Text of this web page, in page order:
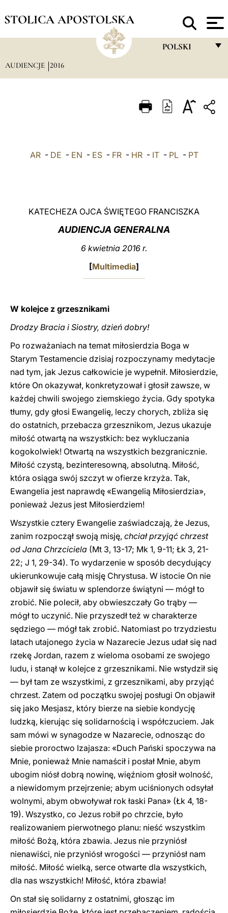
STOLICA APOSTOLSKA
POLSKI
ITALIANO
中文
AUDIENCJE 2016
AR- DE - EN - ES- FR- HR- IT- PL- PT
KATECHEZA OJCA ŚWIĘTEGO FRANCISZKA
AUDIENCJA GENERALNA
6 kwietnia 2016 r.
[Multimedia]
W kolejce z grzesznikami
Drodzy Bracia i Siostry, dzień dobry!
Po rozważaniach na temat miłosierdzia Boga w
Starym Testamencie dzisiaj rozpoczynamy medytacje
nad tym, jak Jezus całkowicie je wypełnił. Miłosierdzie,
które On okazywał, konkretyzował i głosił zawsze, w
każdej chwili swojego ziemskiego życia. Gdy spotyka
tłumy, gdy głosi Ewangelię, leczy chorych, zbliża się
do ostatnich, przebacza grzesznikom, Jezus ukazuje
miłość otwartą na wszystkich: bez wykluczania
kogokolwiek! Otwartą na wszystkich bezgranicznie.
Miłość czystą, bezinteresowną, absolutną. Miłość,
która osiąga swój szczyt w ofierze krzyża. Tak,
Ewangelia jest naprawdę «Ewangelią Miłosierdzia»,
ponieważ Jezus jest Miłosierdziem!
Wszystkie cztery Ewangelie zaświadczają, że Jezus,
zanim rozpoczął swoją misję, chciał przyjąć chrzest
od Jana Chrzciciela (Mt 3, 13-17; Mk 1, 9-11; Łk 3, 21-
22; J 1, 29-34). To wydarzenie w sposób decydujący
ukierunkowuje całą misję Chrystusa. W istocie On nie
objawił się światu w splendorze świątyni — mógł to
zrobić. Nie polecił, aby obwieszczały Go trąby —
mógł to uczynić. Nie przyszedł też w charakterze
sędziego — mógł tak zrobić. Natomiast po trzydziestu
latach utajonego życia w Nazarecie Jezus udał się nad
rzekę Jordan, razem z wieloma osobami ze swojego
ludu, i stanął w kolejce z grzesznikami. Nie wstydził się
— był tam ze wszystkimi, z grzesznikami, aby przyjąć
chrzest. Zatem od początku swojej posługi On objawił
się jako Mesjasz, który bierze na siebie kondycję
ludzką, kierując się solidarnością i współczuciem. Jak
sam mówi w synagodze w Nazarecie, odnosząc do
siebie proroctwo Izajasza: «Duch Pański spoczywa na
Mnie, ponieważ Mnie namaścił i posłał Mnie, abym
ubogim niósł dobrą nowinę, więźniom głosił wolność,
a niewidomym przejrzenie; abym uciśnionych odsyłał
wolnymi, abym obwoływał rok łaski Pana» (Łk 4, 18-
19). Wszystko, co Jezus robił po chrzcie, było
realizowaniem pierwotnego planu: nieść wszystkim
miłość Bożą, która zbawia. Jezus nie przyniósł
nienawiści, nie przyniósł wrogości — przyniósł nam
miłość. Miłość wielką, serce otwarte dla wszystkich,
dla nas wszystkich! Miłość, która zbawia!
On stał się solidarny z ostatnimi, głosząc im